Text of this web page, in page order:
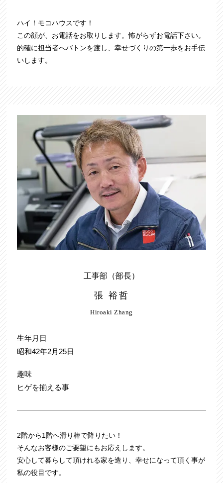
ハイ！モコハウスです！
この顔が、お電話をお取りします。怖がらずお電話下さい。
的確に担当者へバトンを渡し、幸せづくりの第一歩をお手伝
いします。
工事部（部長）
張 裕哲
Hiroaki Zhang
生年月日
昭和42年2月25日
趣味
ヒゲを揃える事
2階から1階へ滑り棒で降りたい！
そんなお客様のご要望にもお応えします。
安心して暮らして頂けれる家を造り、幸せになって頂く事が
私の役目です。